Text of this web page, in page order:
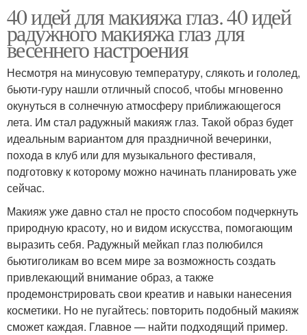
40 идей для макияжа глаз. 40 идей
радужного макияжа глаз для
весеннего настроения
Несмотря на минусовую температуру, слякоть и гололед,
бьюти-гуру нашли отличный способ, чтобы мгновенно
окунуться в солнечную атмосферу приближающегося
лета. Им стал радужный макияж глаз. Такой образ будет
идеальным вариантом для праздничной вечеринки,
похода в клуб или для музыкального фестиваля,
подготовку к которому можно начинать планировать уже
сейчас.
Макияж уже давно стал не просто способом подчеркнуть
природную красоту, но и видом искусства, помогающим
выразить себя. Радужный мейкап глаз полюбился
бьютиголикам во всем мире за возможность создать
привлекающий внимание образ, а также
продемонстрировать свои креатив и навыки нанесения
косметики. Но не пугайтесь: повторить подобный макияж
сможет каждая. Главное — найти подходящий пример.